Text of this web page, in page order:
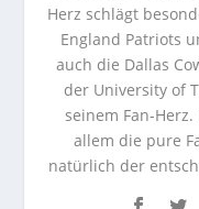
Herz schlägt
England Patriots
auch die Dallas
der University of
seinem Fan-
allem die pure
natürlich der